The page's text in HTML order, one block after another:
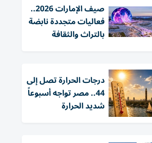
صيف الإمارات 2026..
فعاليات متجددة نابضة
بالتراث والثقافة
درجات الحرارة تصل إلى
44.. مصر تواجه أسبوعاً
شديد الحرارة